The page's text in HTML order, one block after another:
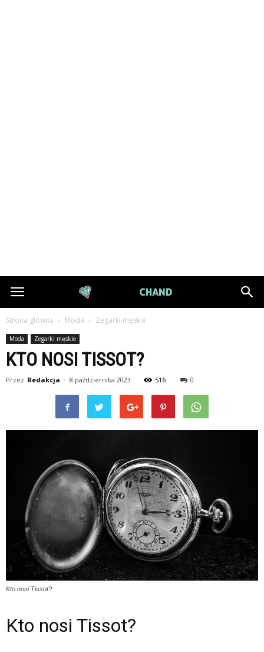
DiamondChand.pl
Strona główna Moda Zegarki męskie
Moda Zegarki męskie
KTO NOSI TISSOT?
Przez Redakcja - 8 października 2023 516 0
Kto nosi Tissot?
Kto nosi Tissot?